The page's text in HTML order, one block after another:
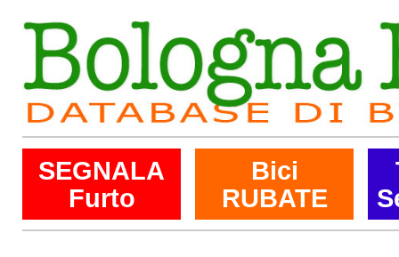
SEGNALA
Furto
Bici
RUBATE